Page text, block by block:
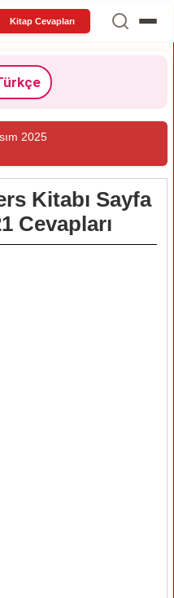
Kitap Cevapları
2025
Kitabı Sayfa
Cevapları